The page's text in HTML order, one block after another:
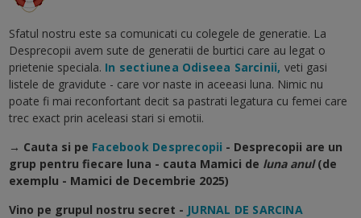
Sfatul nostru este sa comunicati cu colegele de generatie. La
Desprecopii avem sute de generatii de burtici care au legat o
prietenie speciala. In sectiunea Odiseea Sarcinii, veti gasi
listele de gravidute - care vor naste in aceeasi luna. Nimic nu
poate fi mai reconfortant decit sa pastrati legatura cu femei care
trec exact prin aceleasi stari si emotii.
→ Cauta si pe Facebook Desprecopii - Desprecopii are un
grup pentru fiecare luna - cauta Mamici de luna anul (de
exemplu - Mamici de Decembrie 2025)
Vino pe grupul nostru secret - JURNAL DE SARCINA